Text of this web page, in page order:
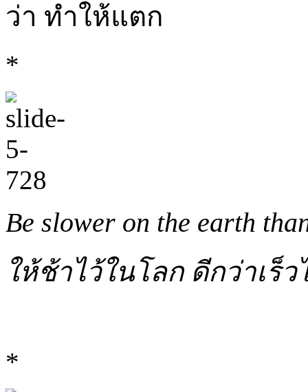
ว่า ทำให้แตก
*
Be slower on the earth
ให้ช้าไว้ในโลก ดีกว่าเร็
*